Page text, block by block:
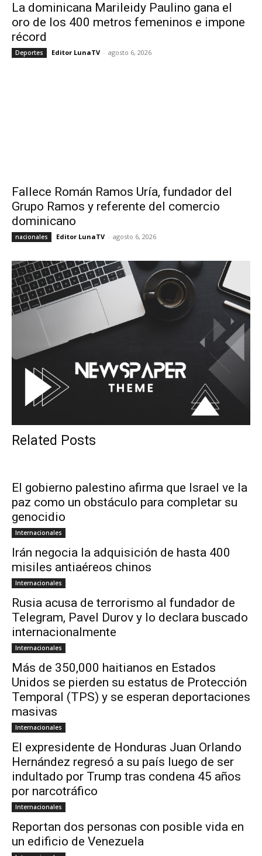
La dominicana Marileidy Paulino gana el
oro de los 400 metros femeninos e impone
récord
Deportes Editor LunaTV - agosto 6, 2026
Fallece Román Ramos Uría, fundador del
Grupo Ramos y referente del comercio
dominicano
nacionales Editor LunaTV - agosto 6, 2026
Related Posts
El gobierno palestino afirma que Israel ve la
paz como un obstáculo para completar su
genocidio
Internacionales
Irán negocia la adquisición de hasta 400
misiles antiaéreos chinos
Internacionales
Rusia acusa de terrorismo al fundador de
Telegram, Pavel Durov y lo declara buscado
internacionalmente
Internacionales
Más de 350,000 haitianos en Estados
Unidos se pierden su estatus de Protección
Temporal (TPS) y se esperan deportaciones
masivas
Internacionales
El expresidente de Honduras Juan Orlando
Hernández regresó a su país luego de ser
indultado por Trump tras condena 45 años
por narcotráfico
Internacionales
Reportan dos personas con posible vida en
un edificio de Venezuela